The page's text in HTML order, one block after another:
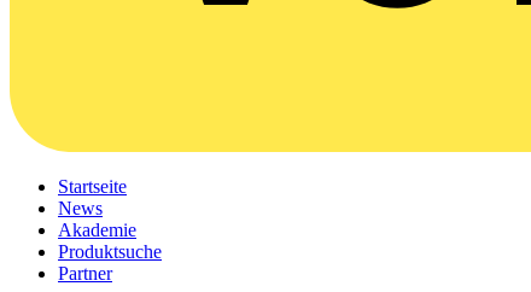
Startseite
News
Akademie
Produktsuche
Partner